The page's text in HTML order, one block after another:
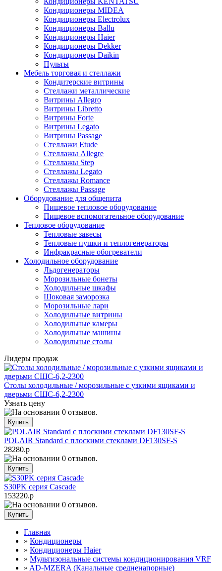
Кондиционеры MIDEA
Кондиционеры Electrolux
Кондиционеры Ballu
Кондиционеры Haier
Кондиционеры Dekker
Кондиционеры Daikin
Пульты
Мебель торговая и стеллажи
Кондитерские витрины
Стеллажи металлические
Витрины Allegro
Витрины Libretto
Витрины Forte
Витрины Legato
Витрины Passage
Стеллажи Etude
Стеллажы Allegre
Стеллажы Step
Стеллажы Legato
Стеллажы Romance
Стеллажы Passage
Оборудование для общепита
Пищевое тепловое оборудование
Пищевое вспомогательное оборудование
Тепловое оборудование
Тепловые завесы
Тепловые пушки и теплогенераторы
Инфракрасные обогреватели
Холодильное оборудование
Льдогенераторы
Морозильные бонеты
Холодильные шкафы
Шоковая заморозка
Морозильные лари
Холодильные витрины
Холодильные камеры
Холодильные машины
Холодильные столы
Лидеры продаж
Столы холодильные / морозильные с узкими ящиками и
дверьми СШС-6,2-2300
Узнать цену
POLAIR Standard с плоскими стеклами DF130SF-S
28280.р
S30PK серия Cascade
153220.р
Главная
» Кондиционеры
» Кондиционеры Haier
» Мультизональные системы кондиционирования VRF
» AD-MZERA (Канальные средненапорные)